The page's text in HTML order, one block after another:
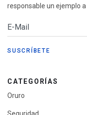
responsable un ejemplo a
CATEGORÍAS
Oruro